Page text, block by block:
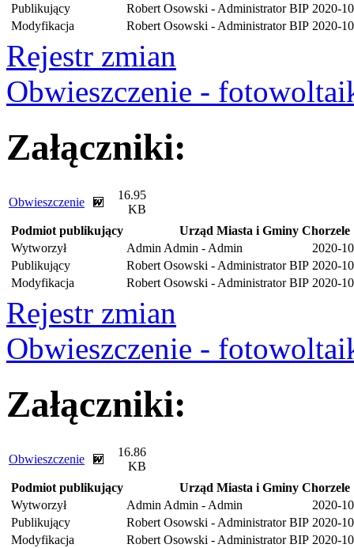
Publikujący
Robert Osowski - Administrator BIP 2020-
Modyfikacja
Robert Osowski - Administrator BIP 2020-
Rejestr zmian
Obwieszczenie -
Załączniki:
Obwieszczenie
16.95
KB
Podmiot publikujący
Urząd Miasta i Gminy Chorzele
Wytworzył
Admin Admin - Admin
2020-
Publikujący
Robert Osowski - Administrator BIP 2020-
Modyfikacja
Robert Osowski - Administrator BIP 2020-
Rejestr zmian
Obwieszczenie -
Załączniki:
Obwieszczenie
16.86
KB
Podmiot publikujący
Urząd Miasta i Gminy Chorzele
Wytworzył
Admin Admin - Admin
2020-
Publikujący
Robert Osowski - Administrator BIP 2020-
Modyfikacja
Robert Osowski - Administrator BIP 2020-